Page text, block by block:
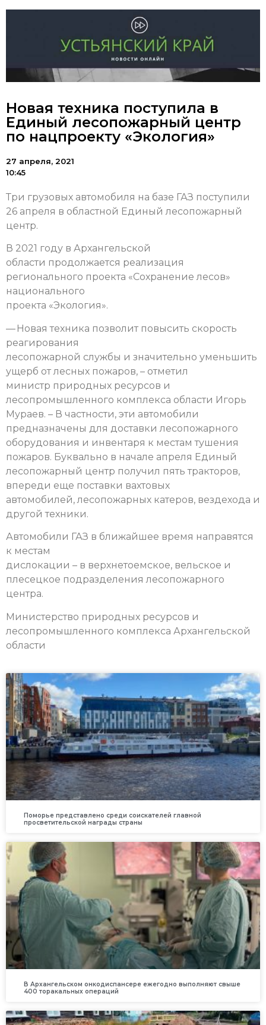
Новая техника поступила в
Единый лесопожарный центр
по нацпроекту «Экология»
27 апреля, 2021
10:45
Три грузовых автомобиля на базе ГАЗ поступили
26 апреля в областной Единый лесопожарный
центр.
В 2021 году в Архангельской
области продолжается реализация
регионального проекта «Сохранение лесов»
национального
проекта «Экология».
— Новая техника позволит повысить скорость
реагирования
лесопожарной службы и значительно уменьшить
ущерб от лесных пожаров, – отметил
министр природных ресурсов и
лесопромышленного комплекса области Игорь
Мураев. – В частности, эти автомобили
предназначены для доставки лесопожарного
оборудования и инвентаря к местам тушения
пожаров. Буквально в начале апреля Единый
лесопожарный центр получил пять тракторов,
впереди еще поставки вахтовых
автомобилей, лесопожарных катеров, вездехода и
другой техники.
Автомобили ГАЗ в ближайшее время направятся
к местам
дислокации – в верхнетоемское, вельское и
плесецкое подразделения лесопожарного
центра.
Министерство природных ресурсов и
лесопромышленного комплекса Архангельской
области
Поморье представлено среди соискателей главной
просветительской награды страны
В Архангельском онкодиспансере ежегодно выполняют свыше
400 торакальных операций